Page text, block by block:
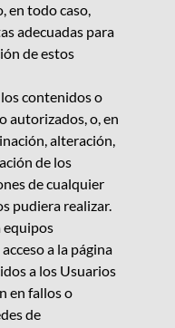
en todo caso,
adecuadas para
de estos
contenidos o
autorizados, o, en
alteración,
de los
de cualquier
pudiera realizar.
equipos
a la página
a los Usuarios
en fallos o
de